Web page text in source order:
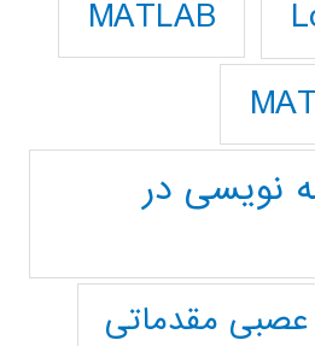
MATLAB
نویسی در
مقدماتی